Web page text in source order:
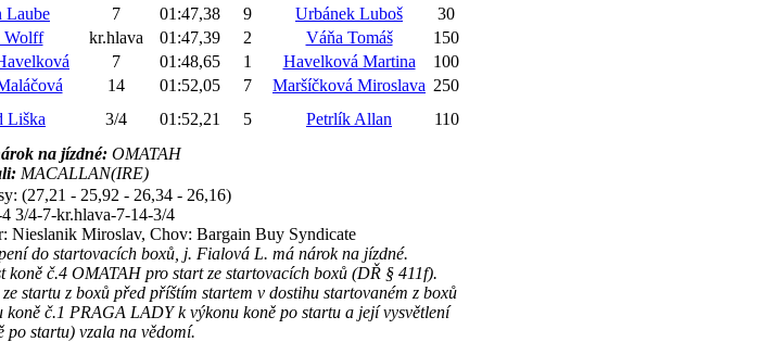
Laube 7 01:47,38 9 Urbánek Luboš
30
Wolff kr.hlava 01:47,39 2 Váňa Tomáš
150
7 01:48,65 1 Havelková Martina
100
14 01:52,05 7 Maršíčková Miroslava 250
Liška 3/4 01:52,21 5 Petrlík Allan
110
na jízdné:OMATAH
MACALLAN(IRE)
(27,21 - 25,92 - 26,34 - 26,16)
3/4-7-kr.hlava-7-14-3/4
Nieslanik Miroslav, Chov: Bargain Buy Syndicate
do startovacích boxů, j. Fialová L. má nárok na jízdné.
č.4 OMATAH pro start ze startovacích boxů (DŘ § 411f).
startu z boxů před příštím startem v dostihu startovaném z boxů
č.1 PRAGA LADY k výkonu koně po startu a její vysvětlení
po startu) vzala na vědomí.